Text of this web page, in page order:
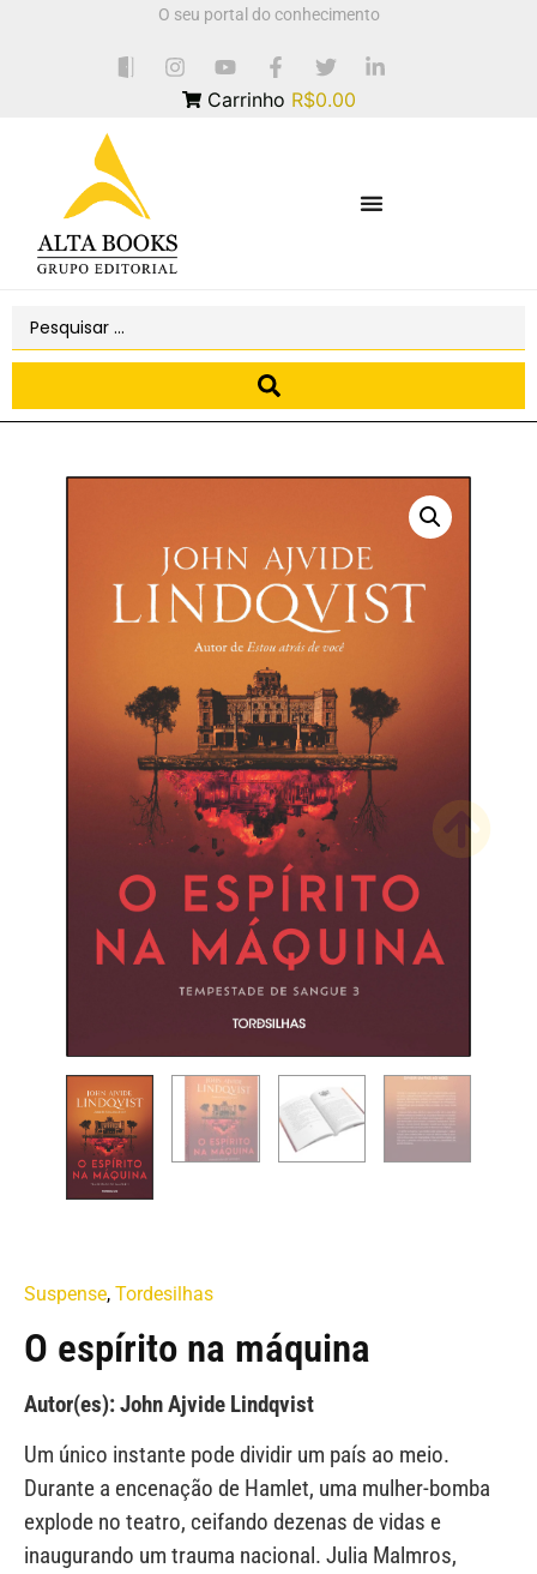
O seu portal do conhecimento
Carrinho R$0.00
Suspense, Tordesilhas
O espírito na máquina
Autor(es): John Ajvide Lindqvist
Um único instante pode dividir um país ao meio.
Durante a encenação de Hamlet, uma mulher-bomba
explode no teatro, ceifando dezenas de vidas e
inaugurando um trauma nacional. Julia Malmros,